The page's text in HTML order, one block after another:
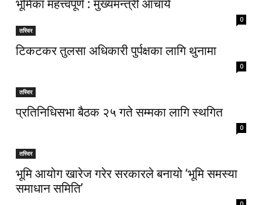
भूमिका महत्त्वपूर्ण : मुख्यमन्त्री आचार्य
0
तस्विर
टिकटकर तुलसा अधिकारी पुर्पक्षका लागि थुनामा
0
तस्विर
प्रतिनिधिसभा बैठक २५ गते सम्मका लागि स्थगित
0
तस्विर
भूमि आयोग खारेज गरेर सरकारले बनायो ‘भूमि समस्या
समाधान समिति’